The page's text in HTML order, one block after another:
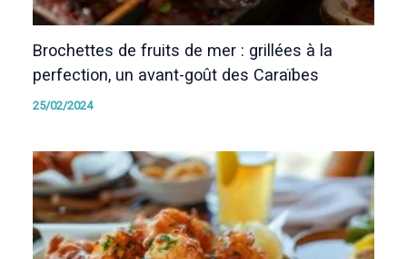
Brochettes de fruits de mer : grillées à la
perfection, un avant-goût des Caraïbes
25/02/2024